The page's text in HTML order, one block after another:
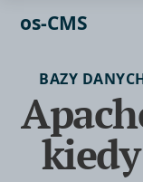
os-CMS
BAZY